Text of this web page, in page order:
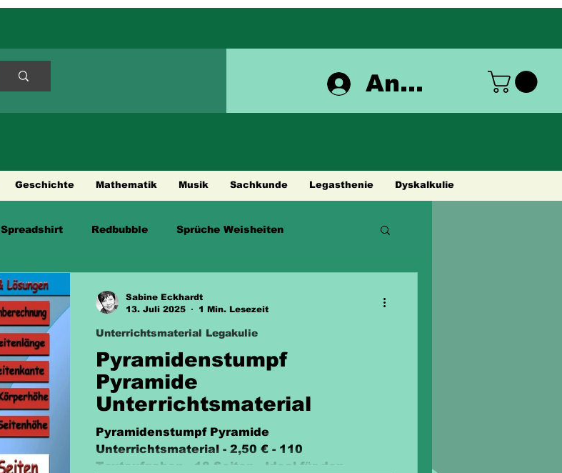
Anmelden
Geschichte Mathematik Musik Sachkunde Legasthenie Dyskalkulie
Spreadshirt Redbubble Sprüche Weisheiten
Pyramidenstumpf
Pyramide
Unterrichtsmaterial
Pyramidenstumpf Pyramide
Unterrichtsmaterial - 2,50 € - 110
Textaufgaben - 18 Seiten - Ideal für den
Unterrichtsmaterial Legakulie
Sabine Eckhardt
13. Juli 2025
1 Min. Lesezeit